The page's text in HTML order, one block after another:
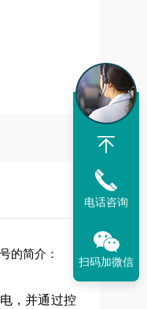
的简介：
，并通过控
电话咨询
扫码加微信